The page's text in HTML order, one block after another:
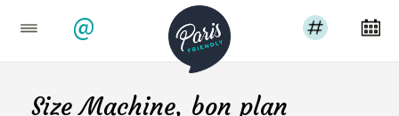
@
Size Machine, bon plan